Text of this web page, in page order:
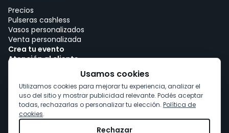
Precios
Pulseras cashless
Vasos personalizados
Venta personalizada
Crea tu evento
Atención al cliente
Trabajar con woutick!
Consentimiento de cookies
Usamos cookies
Utilizamos cookies para mejorar tu experiencia, analizar el
uso del sitio y mostrar publicidad relevante. Podés aceptar
todas, rechazarlas o personalizar tu elección. Política de
cookies.
Rechazar